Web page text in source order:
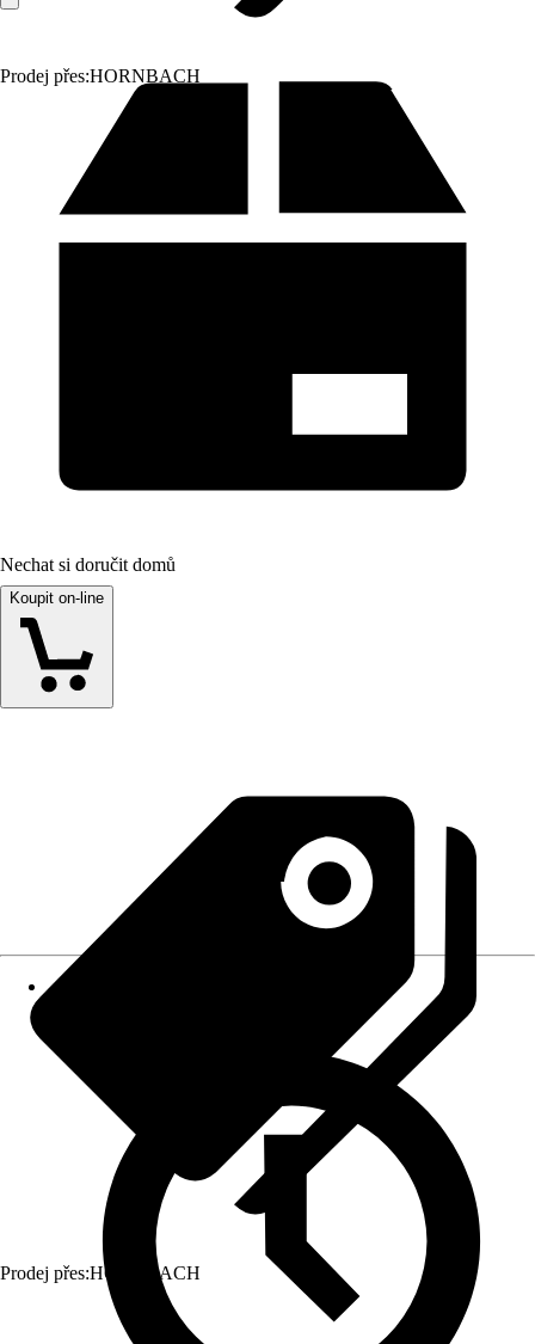
Prodej přes:HORNBACH
Nechat si doručit domů
Koupit on-line
Prodej přes:HORNBACH